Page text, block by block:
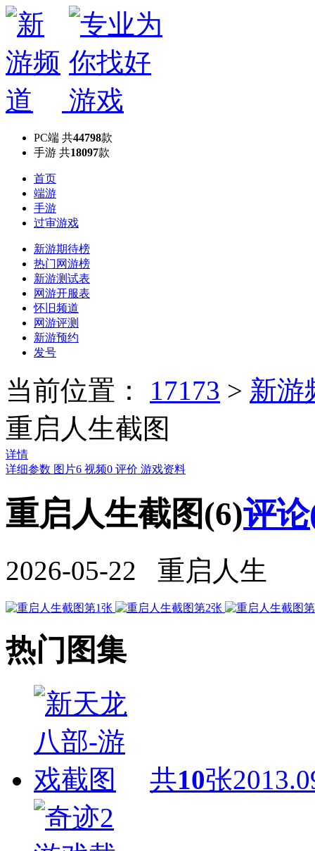
PC端 共44798款
手游 共18097款
首页
端游
手游
过审游戏
新游期待榜
热门网游榜
新游测试表
网游开服表
怀旧频道
网游评测
新游预约
发号
当前位置： 17173 > 新游
重启人生截图
详情
详细参数 图片6 视频0 评价 游戏资料
重启人生截图(6)评
2026-05-22 重启人生
热门图集
共10张